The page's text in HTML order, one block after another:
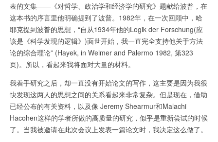
表的文集——《对哲学、政治学和经济学的研究》题献给波普，在
这本书的序言里他明确提到了波普。1982年，在一次回顾中，哈
耶克提到波普的思想，“自从1934年他的Logik der Forschung(应
该是《科学发现的逻辑》)面世开始，我一直完全支持他关于方法
论的综合理论” (Hayek, in Weimer and Palermo 1982, 第323
页)。所以，看起来我将面对大量的材料。
我着手研究之后，却一直没有开始论文的写作，这主要是因为我很
快发现这两人的思想之间的关系看起来非常复杂。但是现在，借助
已经公布的有关资料，以及像 Jeremy Shearmur和Malachi
Hacohen这样的学者所做的高质量的研究，似乎是重新尝试的时候
了。当我被邀请在此次会议上发表一篇论文时，我决定这么做了。